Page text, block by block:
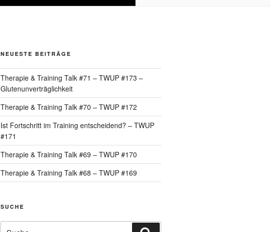
NEUESTE BEITRÄGE
Therapie & Training Talk #71 – TWUP #173 –
Glutenunverträglichkeit
Therapie & Training Talk #70 – TWUP #172
Ist Fortschritt im Training entscheidend? – TWUP
#171
Therapie & Training Talk #69 – TWUP #170
Therapie & Training Talk #68 – TWUP #169
SUCHE